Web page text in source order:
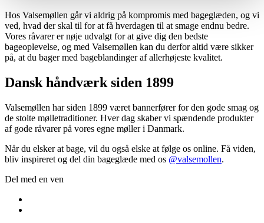
Hos Valsemøllen går vi aldrig på kompromis med bageglæden, og vi
ved, hvad der skal til for at få hverdagen til at smage endnu bedre.
Vores råvarer er nøje udvalgt for at give dig den bedste
bageoplevelse, og med Valsemøllen kan du derfor altid være sikker
på, at du bager med bageblandinger af allerhøjeste kvalitet.
Dansk håndværk siden 1899
Valsemøllen har siden 1899 været bannerfører for den gode smag og
de stolte mølletraditioner. Hver dag skaber vi spændende produkter
af gode råvarer på vores egne møller i Danmark.
Når du elsker at bage, vil du også elske at følge os online. Få viden,
bliv inspireret og del din bageglæde med os @valsemollen.
Del med en ven